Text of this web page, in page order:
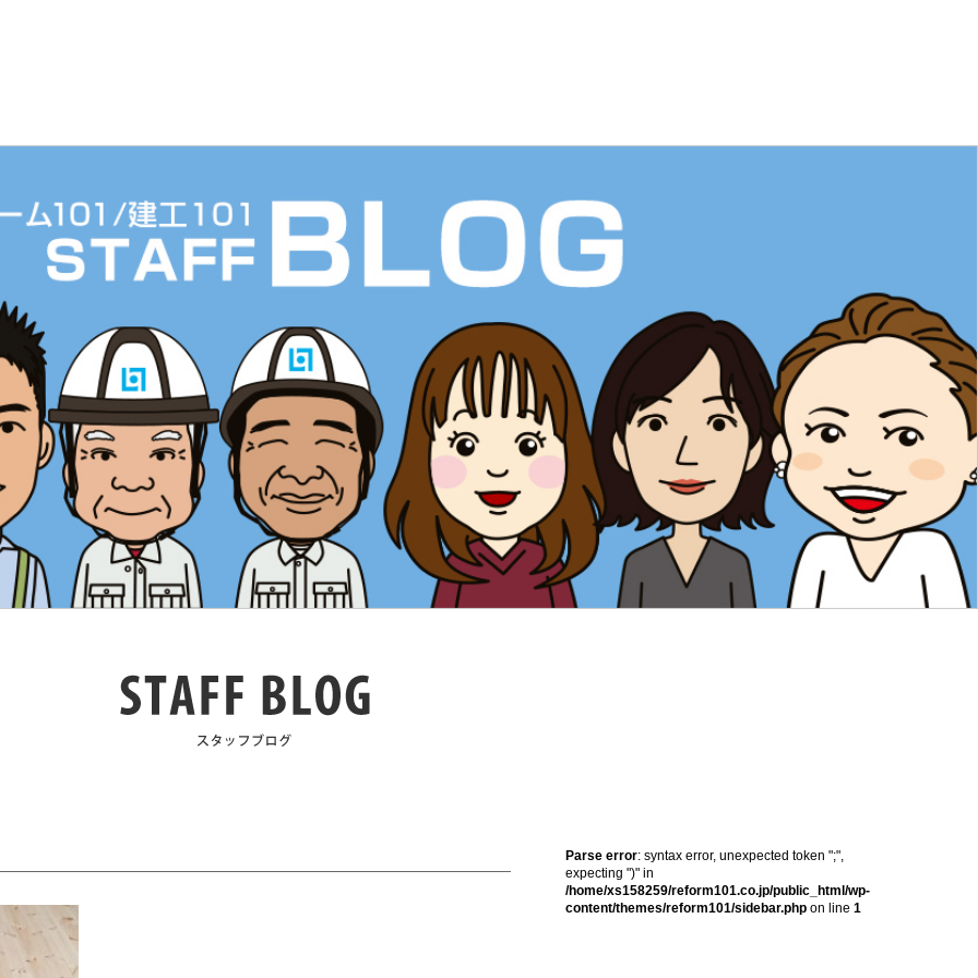
Parse error: syntax error, unexpected token ";",
expecting ")" in
/home/xs158259/reform101.co.jp/public_html/wp-
content/themes/reform101/sidebar.php on line 1